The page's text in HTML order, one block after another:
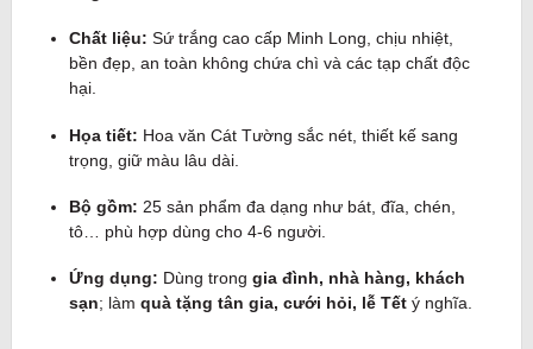
Chất liệu: Sứ trắng cao cấp Minh Long, chịu nhiệt,
bền đẹp, an toàn không chứa chì và các tạp chất độc
hại.
Họa tiết: Hoa văn Cát Tường sắc nét, thiết kế sang
trọng, giữ màu lâu dài.
Bộ gồm: 25 sản phẩm đa dạng như bát, đĩa, chén,
tô… phù hợp dùng cho 4-6 người.
Ứng dụng: Dùng trong gia đình, nhà hàng, khách
sạn; làmquà tặng tân gia, cưới hỏi, lễ Tết ý nghĩa.